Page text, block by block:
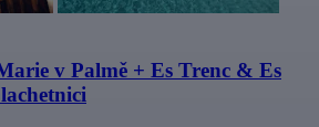
v Palmě + Es Trenc & Es